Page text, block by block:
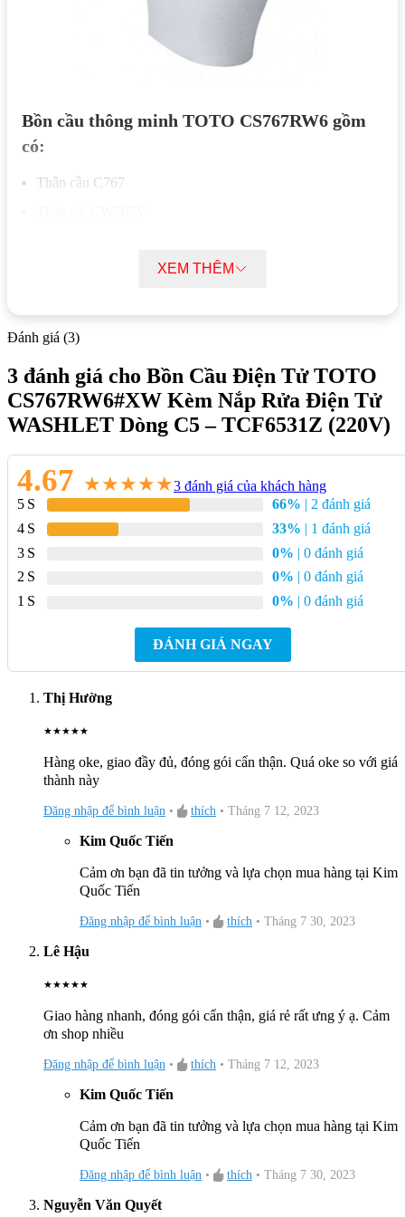
Bồn cầu thông minh TOTO CS767RW6 gồm
có:
Thân cầu C767
Đệm thoát sàn: T53P100VRJ1
Két nước: S767R
Bệ ngồi và nắp đậy: TCF6531Z dòng C5
Bản vẽ kĩ thuật bồn cầu TOTO
CS767RW6 nắp rửa Washlet
Các tính năng ưu việt của bồn cầu TOTO
CS767RW6 nắp rửa Washlet
Có bảng điều khiển từ xa (không dây) với 2 chế độ người
dùng
Điều chỉnh nhiệt độ sấy 3 chế độ
Điều chỉnh nhiệt độ vòi rửa 3 chế độ
Điều chỉnh sưởi ấm bệ ngồi 3 chế độ
Tự động phun sương làm sạch lòng bồn cầu và vòi rửa bằng
cách ngăn vi khuẩn đảm bảo vệ sinh
Các chức năng rửa: làm sạch phía sau, rửa sạch phía trước,
rửa massage thư giãn, điều chỉnh nhiệt độ và áp suất nước.
XEM THÊM
Đánh giá (3)
3 đánh giá cho Bồn Cầu Điện Tử TOTO
CS767RW6#XW Kèm Nắp Rửa Điện Tử
WASHLET Dòng C5 – TCF6531Z (220V)
4.67 ★★★★★3 đánh giá của khách hàng
5
66% | 2 đánh giá
4
33% | 1 đánh giá
3
0% | 0 đánh giá
2
0% | 0 đánh giá
1
0% | 0 đánh giá
ĐÁNH GIÁ NGAY
Thị Hường
★★★★★
Hàng oke, giao đầy đủ, đóng gói cẩn thận. Quá oke so với giá
thành này
Đăng nhập để bình luận • thích • Tháng 7 12, 2023
Kim Quốc Tiến
Cảm ơn bạn đã tin tưởng và lựa chọn mua hàng tại Kim
Quốc Tiến
Đăng nhập để bình luận • thích • Tháng 7 30, 2023
Lê Hậu
★★★★★
Giao hàng nhanh, đóng gói cẩn thận, giá rẻ rất ưng ý ạ. Cảm
ơn shop nhiều
Đăng nhập để bình luận • thích • Tháng 7 12, 2023
Kim Quốc Tiến
Cảm ơn bạn đã tin tưởng và lựa chọn mua hàng tại Kim
Quốc Tiến
Đăng nhập để bình luận • thích • Tháng 7 30, 2023
Nguyễn Văn Quyết